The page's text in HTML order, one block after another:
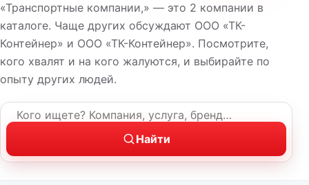
«Транспортные компании,» — это 2 компании в
каталоге. Чаще других обсуждают ООО «ТК-
Контейнер» и ООО «ТК-Контейнер». Посмотрите,
кого хвалят и на кого жалуются, и выбирайте по
опыту других людей.
Название компании или услуга
Найти